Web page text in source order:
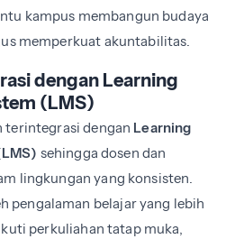
kampus membangun budaya
memperkuat akuntabilitas.
dengan Learning
(LMS)
terintegrasi dengan Learning
sehingga dosen dan
lingkungan yang konsisten.
pengalaman belajar yang lebih
perkuliahan tatap muka,